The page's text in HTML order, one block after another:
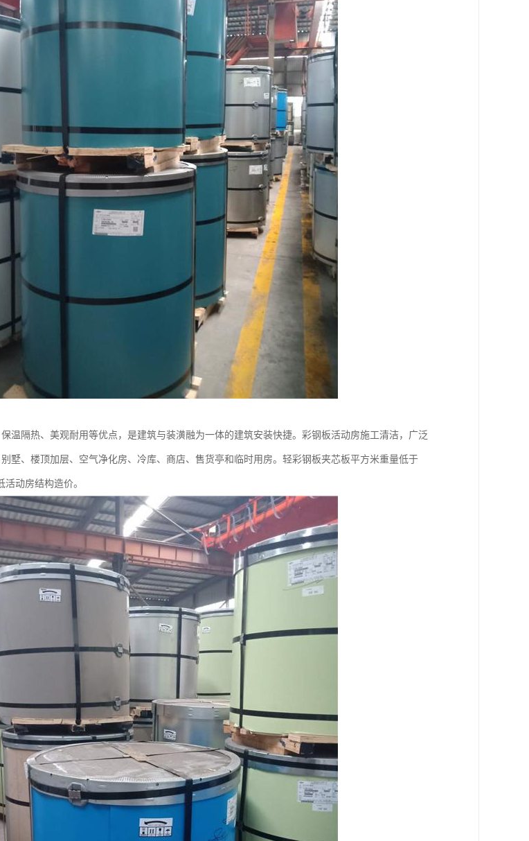
温隔热、美观耐用等优点，是建筑与装潢融为一体的建筑安装快捷。彩钢板活动房施工清洁，广泛
墅、楼顶加层、空气净化房、冷库、商店、售货亭和临时用房。轻彩钢板夹芯板平方米重量低于
动房结构造价。